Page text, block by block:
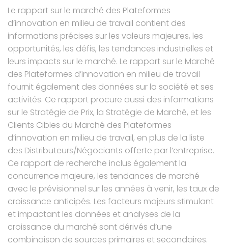
Le rapport sur le marché des Plateformes
d’innovation en milieu de travail contient des
informations précises sur les valeurs majeures, les
opportunités, les défis, les tendances industrielles et
leurs impacts sur le marché. Le rapport sur le Marché
des Plateformes d’innovation en milieu de travail
fournit également des données sur la société et ses
activités. Ce rapport procure aussi des informations
sur le Stratégie de Prix, la Stratégie de Marché, et les
Clients Cibles du Marché des Plateformes
d’innovation en milieu de travail, en plus de la liste
des Distributeurs/Négociants offerte par l’entreprise.
Ce rapport de recherche inclus également la
concurrence majeure, les tendances de marché
avec le prévisionnel sur les années à venir, les taux de
croissance anticipés. Les facteurs majeurs stimulant
et impactant les données et analyses de la
croissance du marché sont dérivés d’une
combinaison de sources primaires et secondaires.